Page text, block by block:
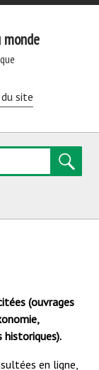
monde
site
(ouvrages
historiques).
en ligne,